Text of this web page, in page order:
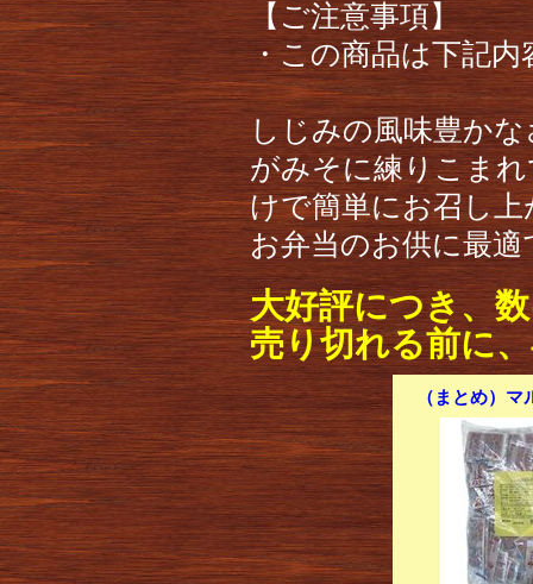
【ご注意事項】
・この商品は下記
しじみの風味豊か
がみそに練りこま
けで簡単にお召し
お弁当のお供に最適
大好評につき、
売り切れる前に
（まとめ）